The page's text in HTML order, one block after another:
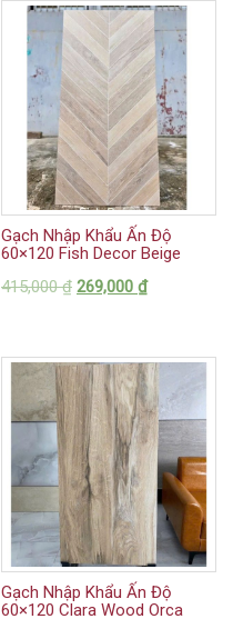
Gạch Nhập Khẩu Ấn Độ
60×120 Fish Decor Beige
415,000₫ 269,000 ₫
Gạch Nhập Khẩu Ấn Độ
60×120 Clara Wood Orca